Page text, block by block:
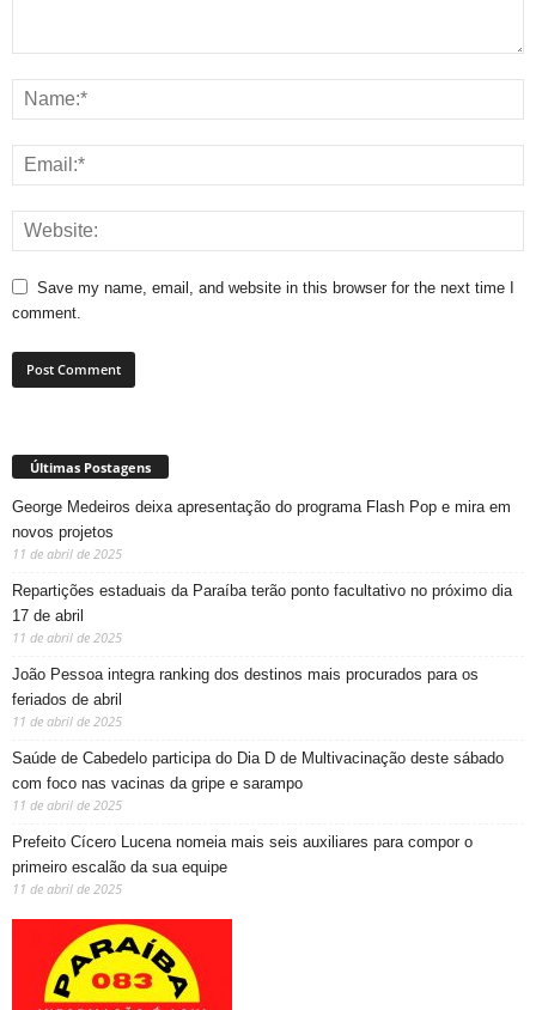
Save my name, email, and website in this browser for the next time I
comment.
Últimas Postagens
George Medeiros deixa apresentação do programa Flash Pop e mira em
novos projetos
11 de abril de 2025
Repartições estaduais da Paraíba terão ponto facultativo no próximo dia
17 de abril
11 de abril de 2025
João Pessoa integra ranking dos destinos mais procurados para os
feriados de abril
11 de abril de 2025
Saúde de Cabedelo participa do Dia D de Multivacinação deste sábado
com foco nas vacinas da gripe e sarampo
11 de abril de 2025
Prefeito Cícero Lucena nomeia mais seis auxiliares para compor o
primeiro escalão da sua equipe
11 de abril de 2025